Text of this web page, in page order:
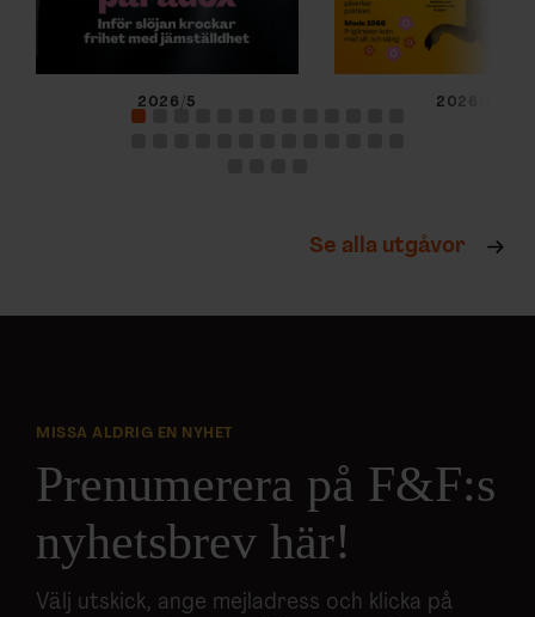
2026/5 2026/4
Se alla utgåvor
MISSA ALDRIG EN NYHET
Prenumerera på F&F:s
nyhetsbrev här!
Välj utskick, ange mejladress och klicka på